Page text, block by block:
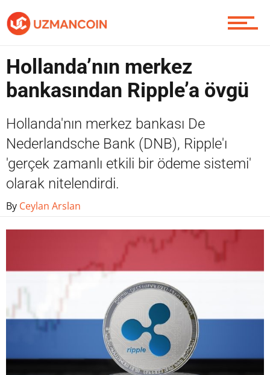
Piyasa
Soru Sor
Contact / İletişim
Hollanda’nın merkez
bankasından Ripple’a övgü
Hollanda'nın merkez bankası De
Nederlandsche Bank (DNB), Ripple'ı
'gerçek zamanlı etkili bir ödeme sistemi'
olarak nitelendirdi.
By Ceylan Arslan